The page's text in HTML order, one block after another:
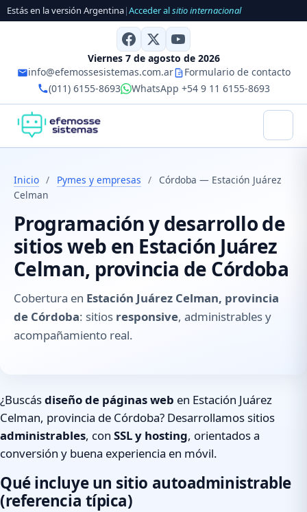
Estás en la versión Argentina|Acceder alsitio internacional
Viernes 7 de agosto de 2026
info@efemossesistemas.com.ar
Formulario de contacto
(011) 6155-8693
WhatsApp +54 9 11 6155-8693
Inicio / Pymes y empresas /
Córdoba — Estación Juárez
Celman
Programación y desarrollo de
sitios web en Estación Juárez
Celman, provincia de Córdoba
Cobertura en Estación Juárez Celman, provincia
de Córdoba: sitios responsive, administrables y
acompañamiento real.
¿Buscásdiseño de páginas web en Estación Juárez
Celman, provincia de Córdoba? Desarrollamos sitios
administrables, con SSL y hosting, orientados a
conversión y buena experiencia en móvil.
Qué incluye un sitio autoadministrable
(referencia típica)